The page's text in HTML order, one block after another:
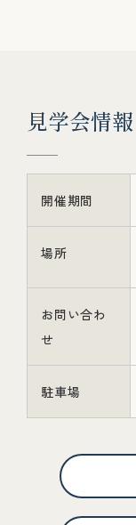
見学会情報
開催期間
場所
お問い合わ
せ
駐車場